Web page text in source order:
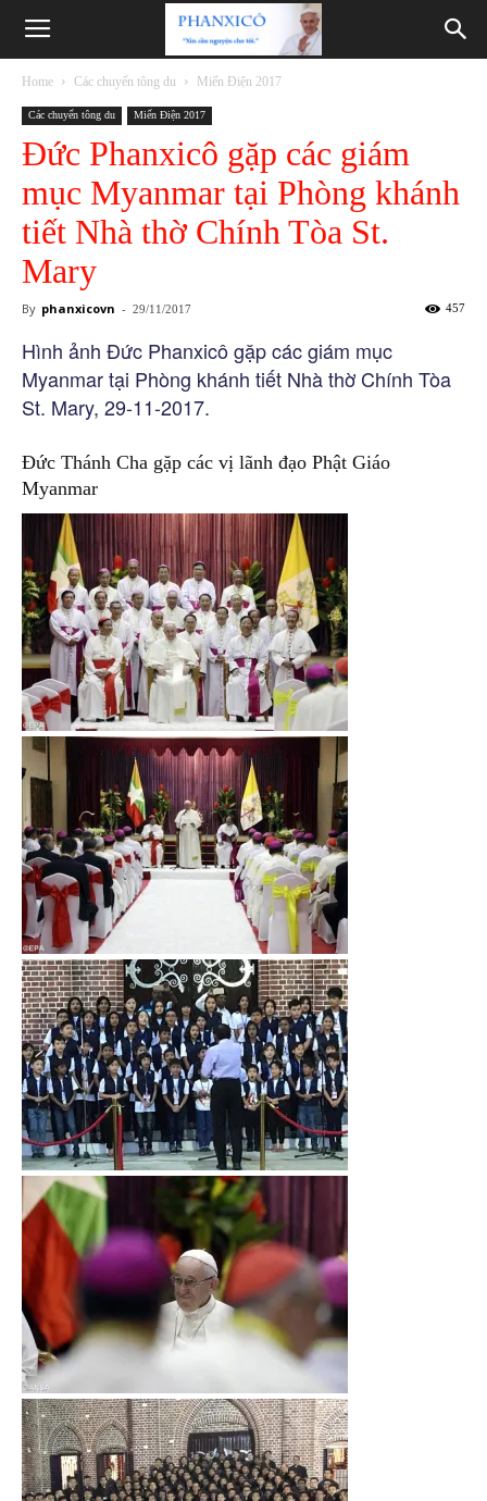
Phanxicô
Home Các chuyến tông du Miến Điện 2017
Các chuyến tông du Miến Điện 2017
Đức Phanxicô gặp các giám
mục Myanmar tại Phòng khánh
tiết Nhà thờ Chính Tòa St.
Mary
By phanxicovn - 29/11/2017 457
Hình ảnh Đức Phanxicô gặp các giám mục
Myanmar tại Phòng khánh tiết Nhà thờ Chính Tòa
St. Mary, 29-11-2017.
Đức Thánh Cha gặp các vị lãnh đạo Phật Giáo
Myanmar